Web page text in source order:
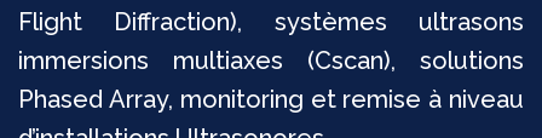
Flight Diffraction), systèmes ultrasons
immersions multiaxes (Cscan), solutions
Phased Array, monitoring et remise à niveau